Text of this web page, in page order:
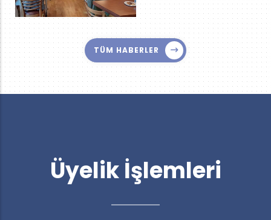
TÜM HABERLER
Üyelik İşlemleri